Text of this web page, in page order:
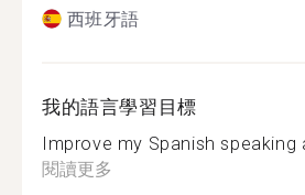
西班牙語
我的語言學習目標
Improve my Spanish speaking
閱讀更多